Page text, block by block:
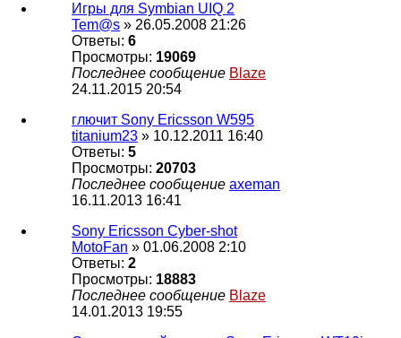
Игры для Symbian UIQ 2
Tem@s » 26.05.2008 21:26
Ответы: 6
Просмотры: 19069
Последнее сообщение Blaze
24.11.2015 20:54
глючит Sony Ericsson W595
titanium23 » 10.12.2011 16:40
Ответы: 5
Просмотры: 20703
Последнее сообщение axeman
16.11.2013 16:41
Sony Ericsson Cyber-shot
MotoFan » 01.06.2008 2:10
Ответы: 2
Просмотры: 18883
Последнее сообщение Blaze
14.01.2013 19:55